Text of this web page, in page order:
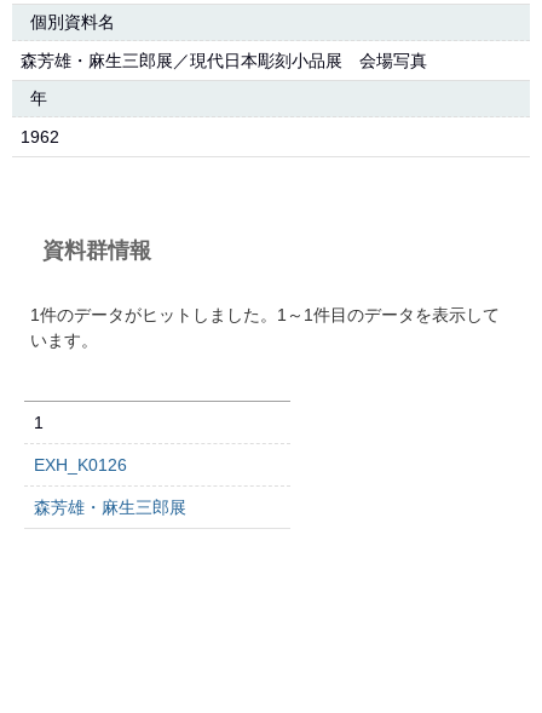
個別資料名
森芳雄・麻生三郎展／現代日本彫刻小品展 会場写真
年
1962
資料群情報
1件のデータがヒットしました。1～1件目のデータを表示して
います。
1
EXH_K0126
森芳雄・麻生三郎展